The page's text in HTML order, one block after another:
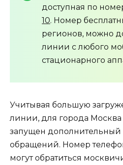
доступная по
10. Номер
регионов, можно
линии с любого
стационарного
Учитывая большую
линии, для города Москва
запущен дополнительный
обращений. Номер
могут обратиться